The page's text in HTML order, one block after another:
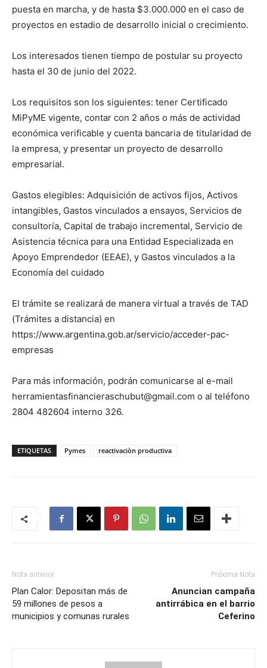
puesta en marcha, y de hasta $3.000.000 en el caso de
proyectos en estadio de desarrollo inicial o crecimiento.
Los interesados tienen tiempo de postular su proyecto
hasta el 30 de junio del 2022.
Los requisitos son los siguientes: tener Certificado
MiPyME vigente, contar con 2 años o más de actividad
económica verificable y cuenta bancaria de titularidad de
la empresa, y presentar un proyecto de desarrollo
empresarial.
Gastos elegibles: Adquisición de activos fijos, Activos
intangibles, Gastos vinculados a ensayos, Servicios de
consultoría, Capital de trabajo incremental, Servicio de
Asistencia técnica para una Entidad Especializada en
Apoyo Emprendedor (EEAE), y Gastos vinculados a la
Economía del cuidado
El trámite se realizará de manera virtual a través de TAD
(Trámites a distancia) en
https://www.argentina.gob.ar/servicio/acceder-pac-
empresas
Para más información, podrán comunicarse al e-mail
herramientasfinancieraschubut@gmail.com o al teléfono
2804 482604 interno 326.
ETIQUETAS Pymes reactivaciòn productiva
Nota anterior
Plan Calor: Depositan más de
59 millones de pesos a
municipios y comunas rurales
Próxima Nota
Anuncian campaña
antirrábica en el barrio
Ceferino